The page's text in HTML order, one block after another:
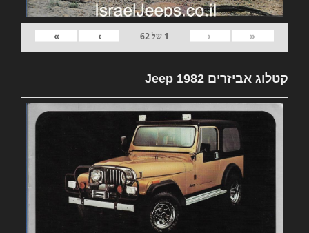
«
‹
1 של62
›
»
קטלוג אביזרים 1982 Jeep